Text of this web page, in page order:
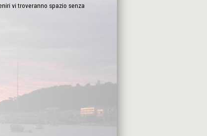
vi troveranno spazio senza